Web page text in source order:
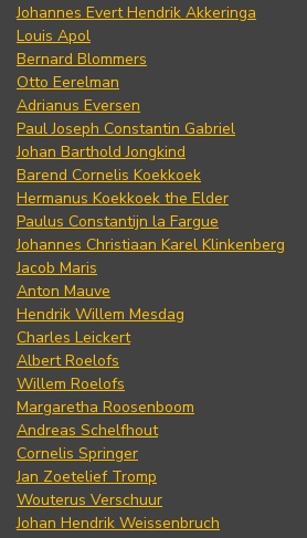
Johannes Evert Hendrik Akkeringa
Louis Apol
Bernard Blommers
Otto Eerelman
Adrianus Eversen
Paul Joseph Constantin Gabriel
Johan Barthold Jongkind
Barend Cornelis Koekkoek
Hermanus Koekkoek the Elder
Paulus Constantijn la Fargue
Johannes Christiaan Karel Klinkenberg
Jacob Maris
Anton Mauve
Hendrik Willem Mesdag
Charles Leickert
Albert Roelofs
Willem Roelofs
Margaretha Roosenboom
Andreas Schelfhout
Cornelis Springer
Jan Zoetelief Tromp
Wouterus Verschuur
Johan Hendrik Weissenbruch